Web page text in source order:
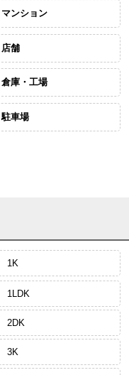
マンション
店舗
倉庫・工場
駐車場
1K
1LDK
2DK
3K